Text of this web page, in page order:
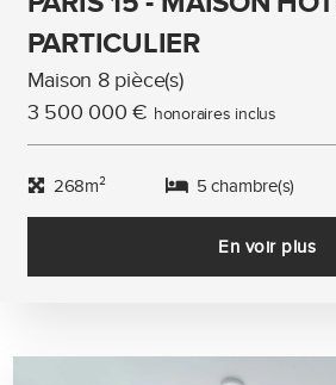
PARTICULIER
Maison 8 pièce(s)
3 500 000 € honoraires inclus
268m² 5 chambre(s)
En voir plus